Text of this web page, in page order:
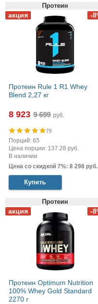
Протеин
Протеин Rule 1 R1 Whey
Blend 2,27 кг
8 923 руб.
79
Порций: 65
Цена порции: 137.28 руб.
В наличии
Цена со скидкой 7%: 8 298 руб.
Купить
Протеин
Протеин Optimum Nutrition
100% Whey Gold Standard
2270 г